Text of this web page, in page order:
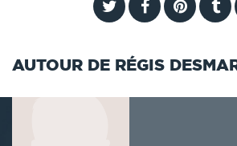
AUTOUR DE RÉGIS